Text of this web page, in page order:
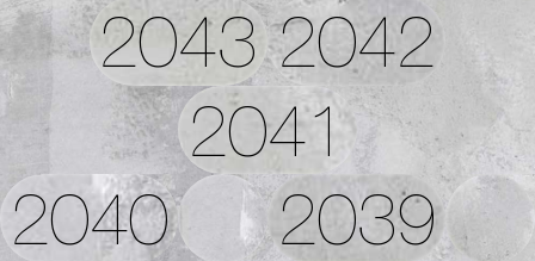
2043 2042
2041
2040
2039